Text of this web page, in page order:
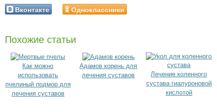
Вконтакте Одноклассники
Похожие статьи
Как можно
использовать
пчелиный подмор для
лечения суставов
Адамов корень для
лечения суставов
Лечение коленного
сустава гиалуроновой
кислотой